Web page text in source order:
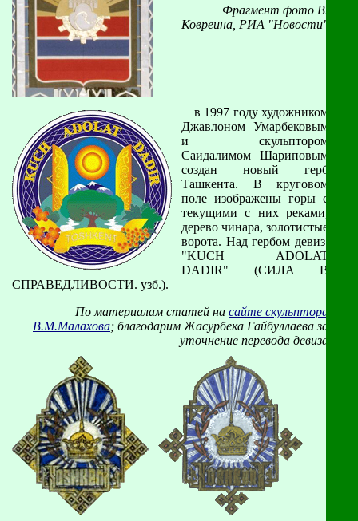
Фрагмент фото В.
Ковреина, РИА "Новости"
в 1997 году художником
Джавлоном Умарбековым
и скульптором
Саидалимом Шариповым
создан новый герб
Ташкента. В круговом
поле изображены горы с
текущими с них реками,
дерево чинара, золотистые
ворота. Над гербом девиз:
"KUCH ADOLAT
DADIR" (СИЛА В
СПРАВЕДЛИВОСТИ. узб.).
По материалам статей на сайте скульптора
В.М.Малахова; благодарим Жасурбека Гайбуллаева за
уточнение перевода девиза